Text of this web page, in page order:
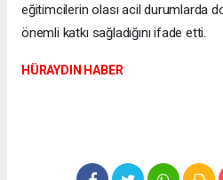
eğitimcilerin olası acil durumlarda
önemli katkı sağladığını ifade etti.
HÜRAYDIN HABER